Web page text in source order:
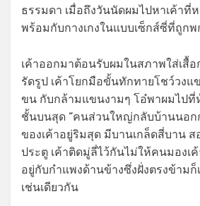
ธรรมดา เมื่อถึงวันนัดผมไปหาเค้าที่
พร้อมกับกางเกงในแบบเซ็กส์ซี่ที่ถูกพ
เค้าออกมาต้อนรับผมในสภาพใส่เสื้อ
รัดรูป เค้าโยกมือขั้นทักทายโชว์วงแ
ขน กับกล้ามแขนงามๆ โอ๋พาผมไปที่
ชั้นบนสุด “คนส่วนใหญ่กลับบ้านนอก
ของเค้าอยู่ริมสุด มีบานเกล็ดสี่บาน
ประตู เค้าติดมู่ลี่ไว้กันไม่ให้คนมองเ
อยู่กับกำแพงด้านข้างซึ่งฝั่งตรงข้าม
เช่นเดียวกัน